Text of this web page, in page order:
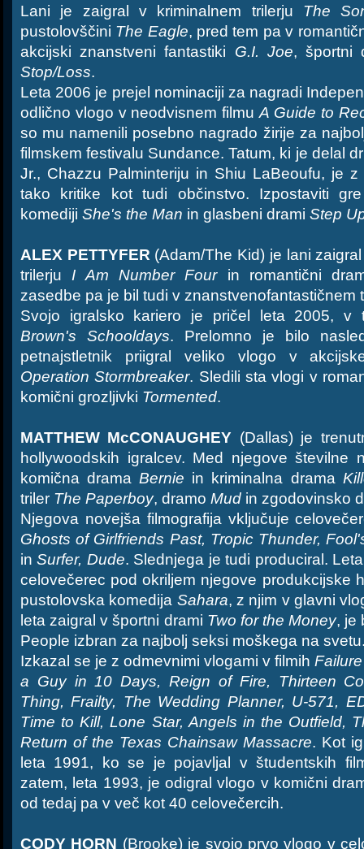
Lani je zaigral v kriminalnem trilerju The
pustolovščini The Eagle, pred tem pa v
akcijski znanstveni fantastiki G.I. Joe, športni
Stop/Loss.
Leta 2006 je prejel nominaciji za nagradi
odlično vlogo v neodvisnem filmuA Guide to
so mu namenili posebno nagrado žirije za
filmskem festivalu Sundance. Tatum, ki je delal
Jr., Chazzu Palminteriju in Shiu LaBeoufu, je
tako kritike kot tudi občinstvo. Izpostaviti
komediji She's the Man in glasbeni drami Step
ALEX PETTYFER (Adam/The Kid) je lani
trilerju I Am Number Fourin romantični
zasedbe pa je bil tudi v znanstvenofantastičnem
Svojo igralsko kariero je pričel leta 2005, v
Brown's Schooldays. Prelomno je bilo
petnajstletnik priigral veliko vlogo v
Operation Stormbreaker. Sledili sta vlogi v
komični grozljivki Tormented.
MATTHEW McCONAUGHEY (Dallas) je
hollywoodskih igralcev. Med njegove številne
komična dramaBernie in kriminalna drama
triler The Paperboy, dramo Mud in zgodovinsko
Njegova novejša filmografija vključuje
Ghosts of Girlfriends Past, Tropic Thunder,
inSurfer, Dude. Slednjega je tudi produciral.
celovečerec pod okriljem njegove produkcijske
pustolovska komedija Sahara, z njim v glavni
leta zaigral v športni drami Two for the Money, je
People izbran za najbolj seksi moškega na
Izkazal se je z odmevnimi vlogami v filmih
a Guy in 10 Days, Reign of Fire, Thirteen
Thing, Frailty, The Wedding Planner, U-571,
Time to Kill, Lone Star, Angels in the Outfield,
Return of the Texas Chainsaw Massacre. Kot
leta 1991, ko se je pojavljal v študentskih
zatem, leta 1993, je odigral vlogo v komični
od tedaj pa v več kot 40 celovečercih.
CODY HORN (Brooke) je svojo prvo vlogo v